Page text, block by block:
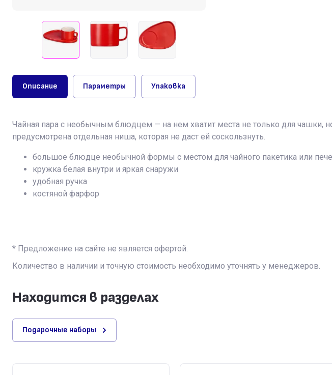
Описание Параметры Упаковка
Чайная пара с необычным блюдцем — на нем хватит места не только для чашки,
предусмотрена отдельная ниша, которая не даст ей соскользнуть.
большое блюдце необычной формы с местом для чайного пакетика или
кружка белая внутри и яркая снаружи
удобная ручка
костяной фарфор
* Предложение на сайте не является офертой.
Количество в наличии и точную стоимость необходимо уточнять у менеджеров.
Находится в разделах
Подарочные наборы